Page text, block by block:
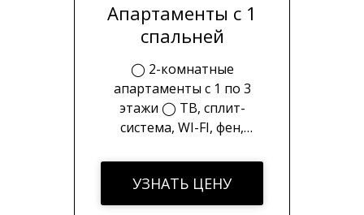
Апартаменты с 1
спальней
◯ 2-комнатные
апартаменты с 1 по 3
этажи ◯ ТВ, сплит-
система, WI-FI, фен,
Стиральная машина,
холодильник, плита, набор
посуды ◯ Набор
УЗНАТЬ ЦЕНУ